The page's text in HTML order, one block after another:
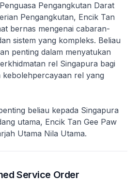
Pengangkutan Darat
Pengangkutan, Encik Tan
bernas mengenai cabaran-
sistem yang kompleks. Beliau
penting dalam menyatukan
rel Singapura bagi
kebolehpercayaan rel yang
beliau kepada Singapura
utama, Encik Tan Gee Paw
Utama Nila Utama.
Service Order